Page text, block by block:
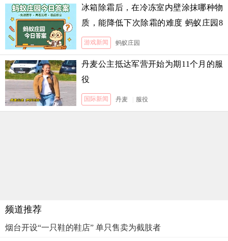
冰箱除霜后，在冷冻室内壁涂抹哪种物
质，能降低下次除霜的难度 蚂蚁庄园8
月5日答案
游戏新闻 蚂蚁庄园
丹麦公主抵达军营开始为期11个月的服
役
国际新闻 丹麦 服役
频道推荐
烟台开设“一只鞋的鞋店” 单只售卖为截肢者